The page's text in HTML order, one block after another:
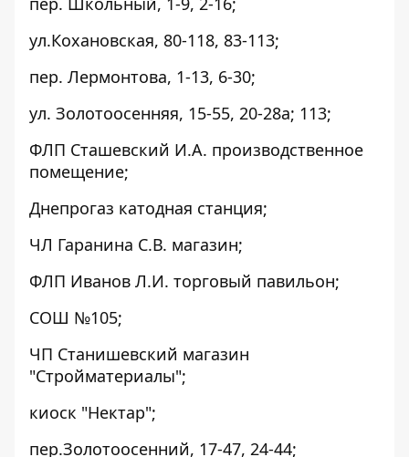
ул.Кохановская, 80-118, 83-113;
пер. Лермонтова, 1-13, 6-30;
ул. Золотоосенняя, 15-55, 20-28а; 113;
ФЛП Сташевский И.А. производственное
помещение;
Днепрогаз катодная станция;
ЧЛ Гаранина С.В. магазин;
ФЛП Иванов Л.И. торговый павильон;
СОШ №105;
ЧП Станишевский магазин
"Стройматериалы";
киоск "Нектар";
пер.Золотоосенний, 17-47, 24-44;